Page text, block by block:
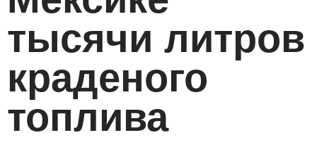
тысячи литров
краденого
топлива